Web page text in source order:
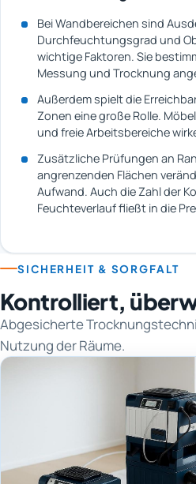
Bei Wandbereichen sind
Durchfeuchtungsgrad und
wichtige Faktoren. Sie
Messung und Trocknung
Außerdem spielt die
Zonen eine große Rolle.
und freie Arbeitsbereiche
Zusätzliche Prüfungen an
angrenzenden Flächen
Aufwand. Auch die Zahl der
Feuchteverlauf fließt in die
SICHERHEIT & SORGFALT
Kontrolliert,
Abgesicherte
Nutzung der Räume.